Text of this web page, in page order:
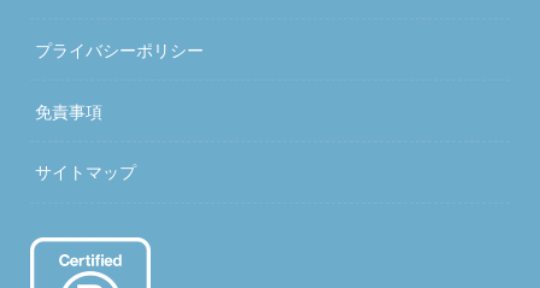
プライバシーポリシー
免責事項
サイトマップ